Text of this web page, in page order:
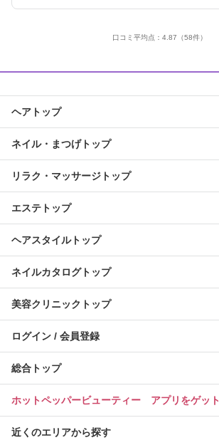
口コミ平均点： 4.87 （58件）
ヘアトップ
ネイル・まつげトップ
リラク・マッサージトップ
エステトップ
ヘアスタイルトップ
ネイルカタログトップ
美容クリニックトップ
ログイン / 会員登録
総合トップ
ホットペッパービューティー アプリをゲット
近くのエリアから探す